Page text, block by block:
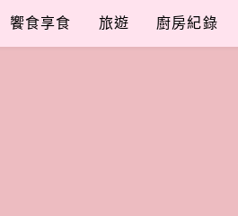
饗食享食 旅遊 廚房紀錄